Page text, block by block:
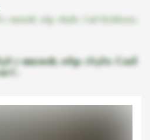
с пилой, обр. 1898г. Carl
С.